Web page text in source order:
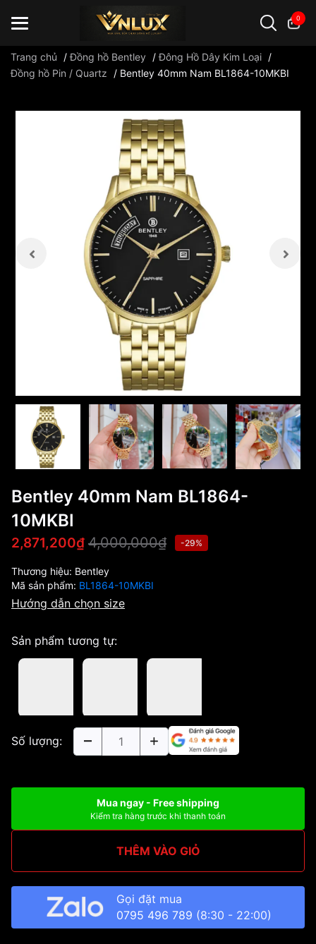
0
Trang chủ /Đồng hồ Bentley /Đông Hồ Dây Kim Loại /
Đồng hồ Pin / Quartz
/ Bentley 40mm Nam BL1864-10MKBI
Bentley 40mm Nam BL1864-
10MKBI
2,871,200₫ 4,000,000₫ -29%
Thương hiệu: Bentley
Mã sản phẩm: BL1864-10MKBI
Hướng dẫn chọn size
Sản phẩm tương tự:
Số lượng:
Mua ngay - Free shipping
Kiểm tra hàng trước khi thanh toán
THÊM VÀO GIỎ
Gọi đặt mua
0795 496 789 (8:30 - 22:00)